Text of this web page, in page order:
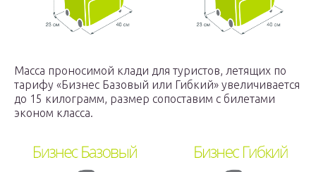
Масса проносимой клади для туристов, летящих по
тарифу «Бизнес Базовый или Гибкий» увеличивается
до 15 килограмм, размер сопоставим с билетами
эконом класса.